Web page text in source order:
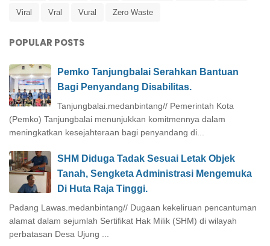
Viral Vral Vural Zero Waste
POPULAR POSTS
Pemko Tanjungbalai Serahkan Bantuan
Bagi Penyandang Disabilitas.
Tanjungbalai.medanbintang// Pemerintah Kota
(Pemko) Tanjungbalai menunjukkan komitmennya dalam
meningkatkan kesejahteraan bagi penyandang di...
SHM Diduga Tadak Sesuai Letak Objek
Tanah, Sengketa Administrasi Mengemuka
Di Huta Raja Tinggi.
Padang Lawas.medanbintang// Dugaan kekeliruan pencantuman
alamat dalam sejumlah Sertifikat Hak Milik (SHM) di wilayah
perbatasan Desa Ujung ...